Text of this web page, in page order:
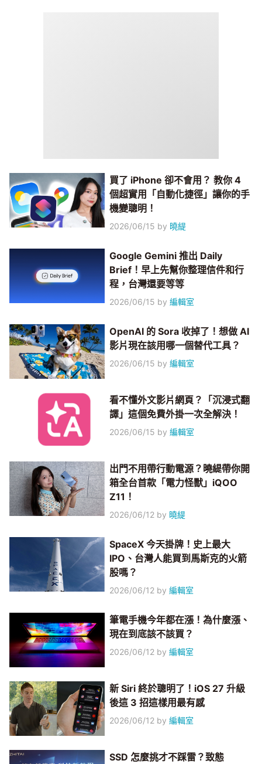
買了 iPhone 卻不會用？ 教你 4
個超實用「自動化捷徑」讓你的手
機變聰明！
2026/06/15 by 曉緹
Google Gemini 推出 Daily
Brief！早上先幫你整理信件和行
程，台灣還要等等
2026/06/15 by編輯室
OpenAI 的 Sora 收掉了！想做 AI
影片現在該用哪一個替代工具？
2026/06/15 by編輯室
看不懂外文影片網頁？「沉浸式翻
譯」這個免費外掛一次全解決！
2026/06/15 by編輯室
出門不用帶行動電源？曉緹帶你開
箱全台首款「電力怪獸」iQOO
Z11！
2026/06/12 by 曉緹
SpaceX 今天掛牌！史上最大
IPO、台灣人能買到馬斯克的火箭
股嗎？
2026/06/12 by編輯室
筆電手機今年都在漲！為什麼漲、
現在到底該不該買？
2026/06/12 by編輯室
新 Siri 終於聰明了！iOS 27 升級
後這 3 招這樣用最有感
2026/06/12 by編輯室
SSD 怎麼挑才不踩雷？致態